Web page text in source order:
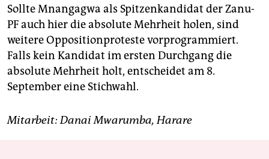
Sollte Mnangagwa als Spitzenkandidat der Zanu-
PF auch hier die absolute Mehrheit holen, sind
weitere Oppositionproteste vorprogrammiert.
Falls kein Kandidat im ersten Durchgang die
absolute Mehrheit holt, entscheidet am 8.
September eine Stichwahl.
Mitarbeit: Danai Mwarumba, Harare